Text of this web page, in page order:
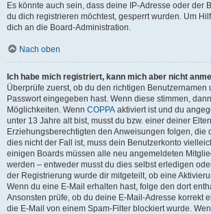
Es könnte auch sein, dass deine IP-Adresse oder der
du dich registrieren möchtest, gesperrt wurden. Um
dich an die Board-Administration.
Nach oben
Ich habe mich registriert, kann mich aber nicht
Überprüfe zuerst, ob du den richtigen Benutzernamen
Passwort eingegeben hast. Wenn diese stimmen,
Möglichkeiten. Wenn COPPA aktiviert ist und du
unter 13 Jahre alt bist, musst du bzw. einer deiner
Erziehungsberechtigten den Anweisungen folgen, die
dies nicht der Fall ist, muss dein Benutzerkonto
einigen Boards müssen alle neu angemeldeten
werden – entweder musst du dies selbst erledigen
der Registrierung wurde dir mitgeteilt, ob eine
Wenn du eine E-Mail erhalten hast, folge den dort
Ansonsten prüfe, ob du deine E-Mail-Adresse korrekt
die E-Mail von einem Spam-Filter blockiert wurde.